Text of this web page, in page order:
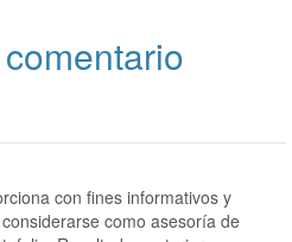
con fines informativos y
como asesoría de